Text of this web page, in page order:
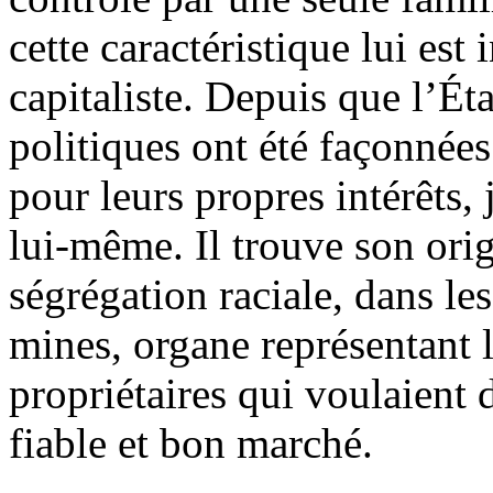
cette caractéristique lui est
capitaliste. Depuis que
politiques ont été
pour leurs propres intérêts,
lui-même. Il trouve son
ségrégation raciale, dans
mines, organe
propriétaires qui voulaient
fiable et bon marché.